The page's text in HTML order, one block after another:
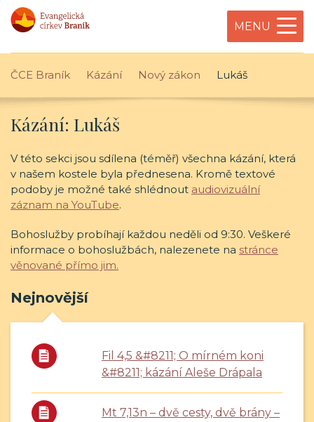
MENU
ČCE Braník Kázání Nový zákon Lukáš
Kázání: Lukáš
V této sekci jsou sdílena (téměř) všechna kázání, která
v našem kostele byla přednesena. Kromě textové
podoby je možné také shlédnout audiovizuální
záznam na YouTube.
Bohoslužby probíhají každou neděli od 9:30. Veškeré
informace o bohoslužbách, nalezenete na stránce
věnované přímo jim.
Nejnovější
Fil 4,5 &#8211; O mírném koni
&#8211; kázání Aleše Drápala
Mt 7,13n – dvě cesty, dvě brány –